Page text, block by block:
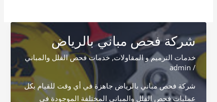
شركة فحص مباني بالرياض
خدمات الترميم و المقاولات,خدمات فحص الفلل والمباني
/
admin
شركة فحص مباني بالرياض جاهزة في أي وقت للقيام بكل
عمليات فحص الفلل والمباني المختلفة الموجودة في